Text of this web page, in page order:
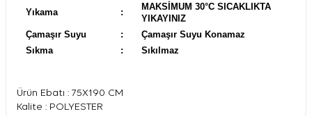
Yıkama :
MAKSİMUM 30°C SICAKLIKTA
YIKAYINIZ
Çamaşır Suyu
:
Çamaşır Suyu Konamaz
Sıkma
: Sıkılmaz
Ürün Ebatı : 75X190 CM
Kalite : POLYESTER